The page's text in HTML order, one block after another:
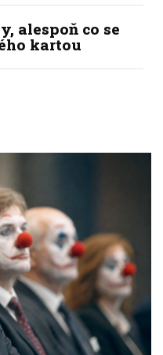
alespoň co se
kartou